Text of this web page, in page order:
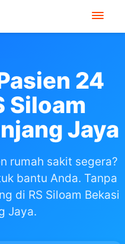
24
Siloam
Jaya
rumah sakit segera?
bantu Anda. Tanpa
di RS Siloam Bekasi
Jaya.